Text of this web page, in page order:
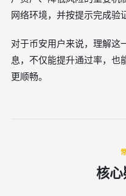
网络环境，并按提示完成验
对于币安用户来说，理解这
息，不仅能提升通过率，也
更顺畅。
核